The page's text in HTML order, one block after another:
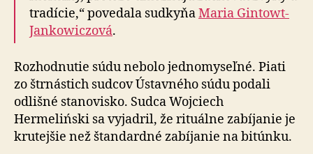
tradície,“ povedala sudkyňaMaria Gintowt-
Jankowiczová.
Rozhodnutie súdu nebolo jednomyseľné. Piati
zo štrnástich sudcov Ústavného súdu podali
odlišné stanovisko. Sudca Wojciech
Hermeliński sa vyjadril, že rituálne zabíjanie je
krutejšie než štandardné zabíjanie na bitúnku.